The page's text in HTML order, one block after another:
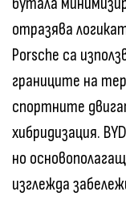
отразява
Porsche са
границите на
спортните
хибридизация.
но
изглежда